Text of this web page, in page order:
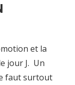
et la
jour J. Un
faut surtout